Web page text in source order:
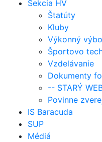
Sekcia HV
Štatúty
Kluby
Výkonný
Športovo
Vzdelávanie
Dokumenty
-- STARÝ
Povinne
IS Baracuda
SUP
Médiá